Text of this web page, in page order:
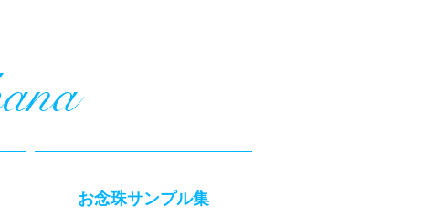
お念珠サンプル集